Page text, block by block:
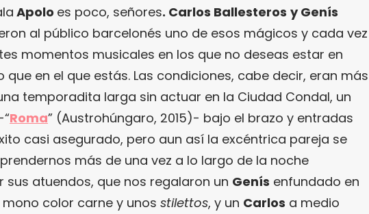
Apolo es poco, señores. Carlos Ballesteros y Genís
al público barcelonés uno de esos mágicos y cada vez
momentos musicales en los que no deseas estar en
que en el que estás. Las condiciones, cabe decir, eran más
temporadita larga sin actuar en la Ciudad Condal, un
Roma” (Austrohúngaro, 2015)- bajo el brazo y entradas
casi asegurado, pero aun así la excéntrica pareja se
más de una vez a lo largo de la noche
sus atuendos, que nos regalaron un Genís enfundado en
color carne y unos stilettos, y un Carlos a medio